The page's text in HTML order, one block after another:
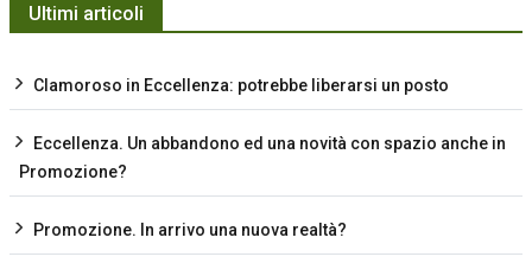
Ultimi articoli
Clamoroso in Eccellenza: potrebbe liberarsi un posto
Eccellenza. Un abbandono ed una novità con spazio anche in
Promozione?
Promozione. In arrivo una nuova realtà?